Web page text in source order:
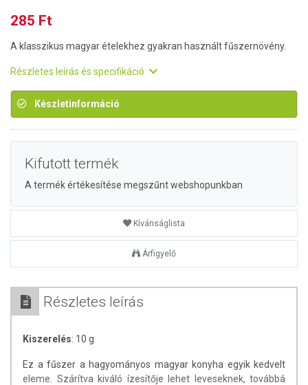
285 Ft
A klasszikus magyar ételekhez gyakran használt fűszernövény.
Részletes leírás és specifikáció
Készletinformáció
Kifutott termék
A termék értékesítése megszűnt webshopunkban
Kívánságlista
Árfigyelő
Részletes leírás
Kiszerelés: 10 g
Ez a fűszer a hagyományos magyar konyha egyik kedvelt
eleme. Szárítva kiváló ízesítője lehet leveseknek, továbbá